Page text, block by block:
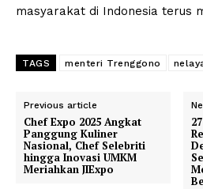
masyarakat di Indonesia terus
TAGS menteri Trenggono
Previous article
Chef Expo 2025 Angkat
Panggung Kuliner
Nasional, Chef Selebriti
hingga Inovasi UMKM
Meriahkan JIExpo